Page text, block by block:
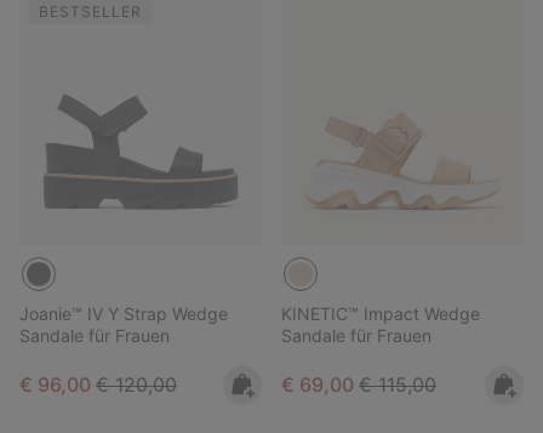
BESTSELLER
Joanie™ IV Y Strap Wedge
Sandale für Frauen
Sale price:
€ 96,00 Regular price:
€ 120,00
KINETIC™ Impact Wedge
Sandale für Frauen
Sale price:
€ 69,00 Regular price:
€ 115,00